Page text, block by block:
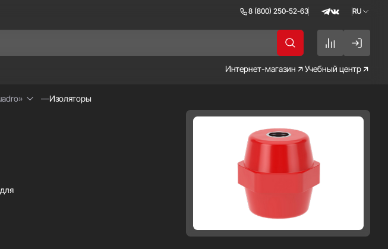
8 (800) 250-52-63 RU
RU
EN
Интернет-магазин Учебный центр
Изоляторы
к